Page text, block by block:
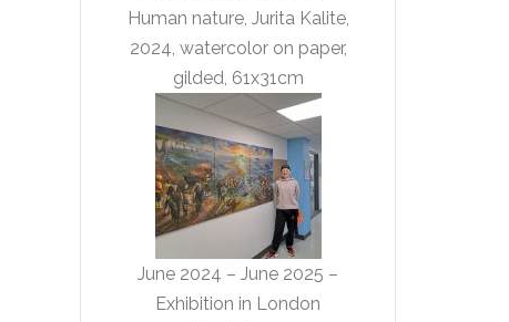
Human nature, Jurita Kalite,
2024, watercolor on paper,
gilded, 61x31cm
June 2024 – June 2025 –
Exhibition in London